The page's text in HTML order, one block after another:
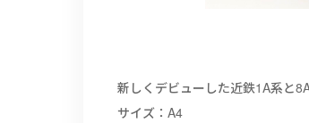
新しくデビューした近鉄1A系と
サイズ：A4